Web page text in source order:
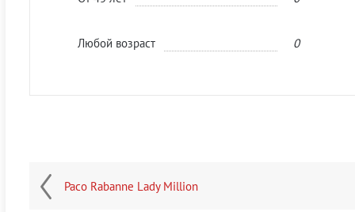
Любой возраст 0
Paco Rabanne Lady Million